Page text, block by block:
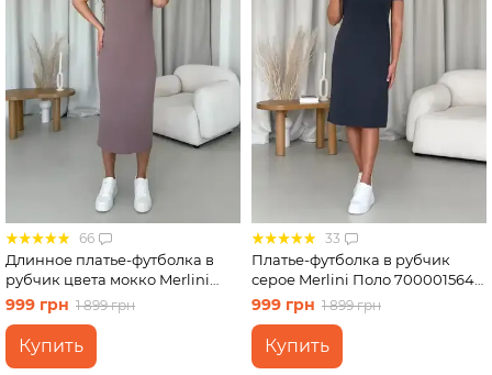
66
Длинное платье-футболка в
рубчик цвета мокко Merlini
Кассо 700000124 размер 42-44
999 грн 1 899 грн
Купить
33
Платье-футболка в рубчик
серое Merlini Поло 700001564
размер L-XL
999 грн 1 899 грн
Купить